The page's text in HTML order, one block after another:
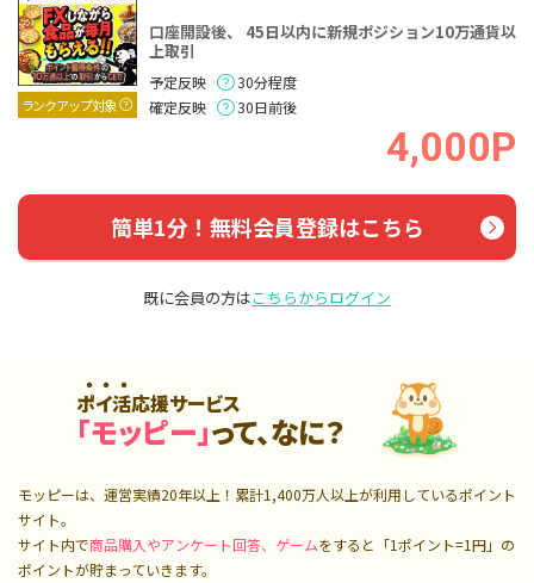
ランクアップ対象
口座開設後、 45日以内に新規ポジション10万通貨以
上取引
予定反映
30分程度
確定反映
30日前後
4,000P
簡単1分！無料会員登録はこちら
既に会員の方はこちらからログイン
ポイ活応援サービス
「モッピー」って、なに？
モッピーは、運営実績20年以上！累計1,400万人以上が利用しているポイント
サイト。
サイト内で商品購入やアンケート回答、ゲームをすると「1ポイント=1円」の
ポイントが貯まっていきます。